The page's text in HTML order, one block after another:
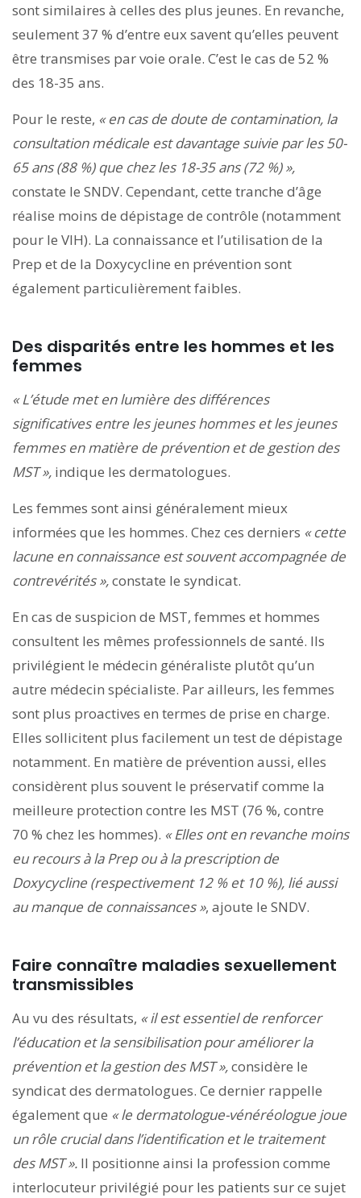
sont similaires à celles des plus jeunes. En revanche,
seulement 37 % d’entre eux savent qu’elles peuvent
être transmises par voie orale. C’est le cas de 52 %
des 18-35 ans.
Pour le reste, « en cas de doute de contamination, la
consultation médicale est davantage suivie par les 50-
65 ans (88 %) que chez les 18-35 ans (72 %) »,
constate le SNDV. Cependant, cette tranche d’âge
réalise moins de dépistage de contrôle (notamment
pour le VIH). La connaissance et l’utilisation de la
Prep et de la Doxycycline en prévention sont
également particulièrement faibles.
Des disparités entre les hommes et les
femmes
« L’étude met en lumière des différences
significatives entre les jeunes hommes et les jeunes
femmes en matière de prévention et de gestion des
MST », indique les dermatologues.
Les femmes sont ainsi généralement mieux
informées que les hommes. Chez ces derniers « cette
lacune en connaissance est souvent accompagnée de
contrevérités »,constate le syndicat.
En cas de suspicion de MST, femmes et hommes
consultent les mêmes professionnels de santé. Ils
privilégient le médecin généraliste plutôt qu’un
autre médecin spécialiste. Par ailleurs, les femmes
sont plus proactives en termes de prise en charge.
Elles sollicitent plus facilement un test de dépistage
notamment. En matière de prévention aussi, elles
considèrent plus souvent le préservatif comme la
meilleure protection contre les MST (76 %, contre
70 % chez les hommes). « Elles ont en revanche moins
eu recours à la Prep ou à la prescription de
Doxycycline (respectivement 12 % et 10 %), lié aussi
au manque de connaissances », ajoute le SNDV.
Faire connaître maladies sexuellement
transmissibles
Au vu des résultats, « il est essentiel de renforcer
l’éducation et la sensibilisation pour améliorer la
prévention et la gestion des MST »,considère le
syndicat des dermatologues. Ce dernier rappelle
également que « le dermatologue-vénéréologue joue
un rôle crucial dans l’identification et le traitement
des MST ». Il positionne ainsi la profession comme
interlocuteur privilégié pour les patients sur ce sujet